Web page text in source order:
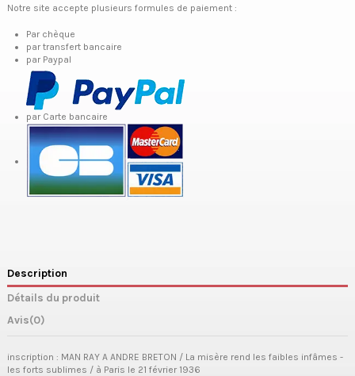
Notre site accepte plusieurs formules de paiement :
Par chèque
par transfert bancaire
par Paypal
par Carte bancaire
Description
Détails du produit
Avis(0)
inscription : MAN RAY A ANDRE BRETON / La misère rend les faibles infâmes -
les forts sublimes / à Paris le 21 février 1936